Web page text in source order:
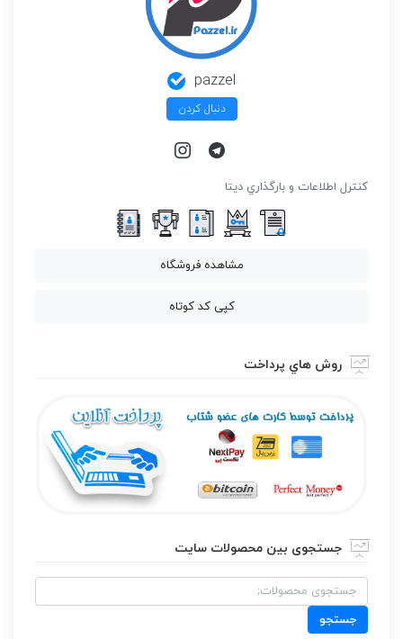
pazzel
دنبال کردن
كنترل اطلاعات و بارگذاري ديتا
مشاهده فروشگاه
کپی کد کوتاه
روش هاي پرداخت
جستجوی بین محصولات سایت
جستجو
برای:
جستجو